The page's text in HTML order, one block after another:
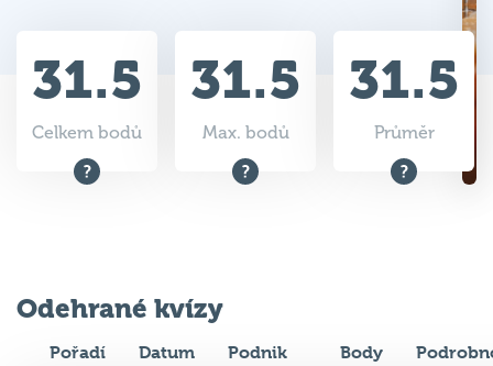
31.5
Celkem bodů
31.5
Max. bodů
31.5
Průměr
Odehrané kvízy
Pořadí Datum Podnik Body